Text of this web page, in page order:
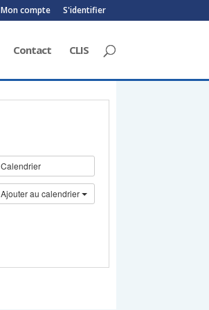
Mon compte S'identifier
Contact CLIS
Calendrier
Ajouter au calendrier